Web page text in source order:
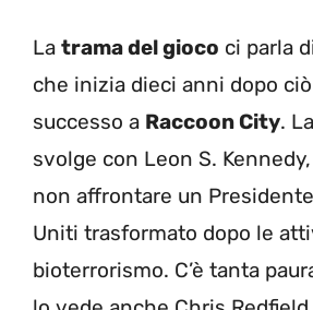
La trama del gioco ci parla
che inizia dieci anni dopo
successo a Raccoon City.
svolge con Leon S.
non affrontare un
Uniti trasformato dopo le
bioterrorismo. C’è tanta